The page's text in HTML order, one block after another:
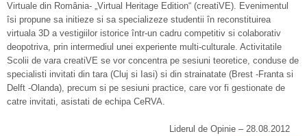
Virtuale din România- „Virtual Heritage Edition“ (creatiVE). Evenimentul
îsi propune sa initieze si sa specializeze studentii în reconstituirea
virtuala 3D a vestigiilor istorice într-un cadru competitiv si colaborativ
deopotriva, prin intermediul unei experiente multi-culturale. Activitatile
Scolii de vara creatiVE se vor concentra pe sesiuni teoretice, conduse de
specialisti invitati din tara (Cluj si Iasi) si din strainatate (Brest -Franta si
Delft -Olanda), precum si pe sesiuni practice, care vor fi gestionate de
catre invitati, asistati de echipa CeRVA.
Liderul de Opinie – 28.08.2012